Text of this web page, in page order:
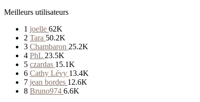
Meilleurs utilisateurs
1 joelle 62K
2 Tara 50.2K
3 Chambaron 25.2K
4 PhL 23.5K
5 czardas 15.1K
6 Cathy Lévy 13.4K
7 jean bordes 12.6K
8 Bruno974 6.6K